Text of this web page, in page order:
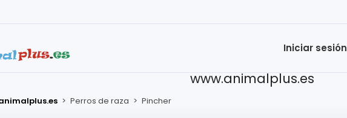
Iniciar sesión
www.animalplus.es
> Perros de raza > Pincher